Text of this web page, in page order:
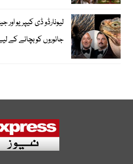
لیونارڈو ڈی کیپریو اور
جانوروں کو بچانے کے لیے 200 ملین ڈالر کا